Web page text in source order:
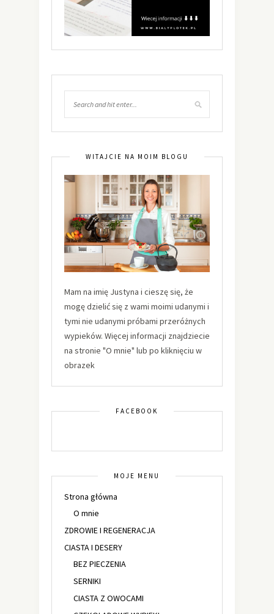
WITAJCIE NA MOIM BLOGU
Mam na imię Justyna i cieszę się, że
mogę dzielić się z wami moimi udanymi i
tymi nie udanymi próbami przeróżnych
wypieków. Więcej informacji znajdziecie
na stronie "O mnie" lub po kliknięciu w
obrazek
FACEBOOK
MOJE MENU
Strona główna
O mnie
ZDROWIE I REGENERACJA
CIASTA I DESERY
BEZ PIECZENIA
SERNIKI
CIASTA Z OWOCAMI